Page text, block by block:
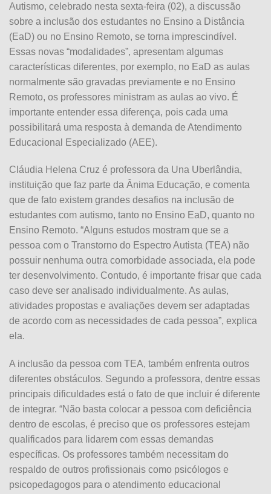
Autismo, celebrado nesta sexta-feira (02), a discussão
sobre a inclusão dos estudantes no Ensino a Distância
(EaD) ou no Ensino Remoto, se torna imprescindível.
Essas novas “modalidades”, apresentam algumas
características diferentes, por exemplo, no EaD as aulas
normalmente são gravadas previamente e no Ensino
Remoto, os professores ministram as aulas ao vivo. É
importante entender essa diferença, pois cada uma
possibilitará uma resposta à demanda de Atendimento
Educacional Especializado (AEE).
Cláudia Helena Cruz é professora da Una Uberlândia,
instituição que faz parte da Ânima Educação, e comenta
que de fato existem grandes desafios na inclusão de
estudantes com autismo, tanto no Ensino EaD, quanto no
Ensino Remoto. “Alguns estudos mostram que se a
pessoa com o Transtorno do Espectro Autista (TEA) não
possuir nenhuma outra comorbidade associada, ela pode
ter desenvolvimento. Contudo, é importante frisar que cada
caso deve ser analisado individualmente. As aulas,
atividades propostas e avaliações devem ser adaptadas
de acordo com as necessidades de cada pessoa”, explica
ela.
A inclusão da pessoa com TEA, também enfrenta outros
diferentes obstáculos. Segundo a professora, dentre essas
principais dificuldades está o fato de que incluir é diferente
de integrar. “Não basta colocar a pessoa com deficiência
dentro de escolas, é preciso que os professores estejam
qualificados para lidarem com essas demandas
específicas. Os professores também necessitam do
respaldo de outros profissionais como psicólogos e
psicopedagogos para o atendimento educacional